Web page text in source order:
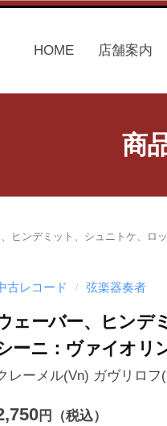
HOME 店舗案内
商
ヒンデミット、シュニトケ、
古レコード / 弦楽器奏者
ェーバー、ヒンデ
ーニ：ヴァイオリ
レーメル(Vn) ガヴリロフ
円（税込）